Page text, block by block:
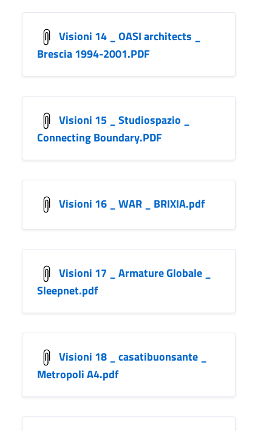
Visioni 14 _ OASI architects _
Brescia 1994-2001.PDF
Visioni 15 _ Studiospazio _
Connecting Boundary.PDF
Visioni 16 _ WAR _ BRIXIA.pdf
Visioni 17 _ Armature Globale _
Sleepnet.pdf
Visioni 18 _ casatibuonsante _
Metropoli A4.pdf